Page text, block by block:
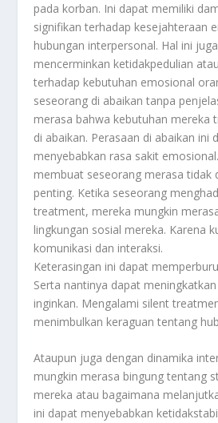
pada korban. Ini dapat memiliki
signifikan terhadap kesejahteraan
hubungan interpersonal. Hal ini
mencerminkan ketidakpedulian
terhadap kebutuhan emosional
seseorang di abaikan tanpa
merasa bahwa kebutuhan mereka
di abaikan. Perasaan di abaikan ini
menyebabkan rasa sakit
membuat seseorang merasa tidak
penting. Ketika seseorang
treatment, mereka mungkin
lingkungan sosial mereka. Karena
komunikasi dan interaksi.
Keterasingan ini dapat
Serta nantinya dapat
inginkan. Mengalami silent
menimbulkan keraguan tentang
Ataupun juga dengan dinamika
mungkin merasa bingung tentang
mereka atau bagaimana
ini dapat menyebabkan